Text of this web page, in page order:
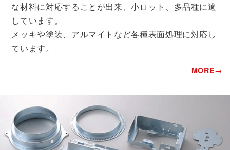
な材料に対応することが出来、小ロット、多品種に適
しています。
メッキや塗装、アルマイトなど各種表面処理に対応し
ています。